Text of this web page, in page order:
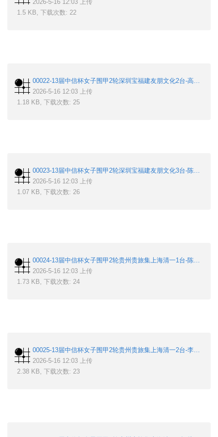
2026-5-16 12:03 上传
1.5 KB, 下载次数: 22
00022-13届中信杯女子围甲2轮深圳宝福建友朋文化2台-高星-丁柯文.sgf
2026-5-16 12:03 上传
1.18 KB, 下载次数: 25
00023-13届中信杯女子围甲2轮深圳宝福建友朋文化3台-陈一鸣-冯韵嘉.sgf
2026-5-16 12:03 上传
1.07 KB, 下载次数: 26
00024-13届中信杯女子围甲2轮贵州贵旅集上海清一1台-陈蔓淇-张子涵.sgf
2026-5-16 12:03 上传
1.73 KB, 下载次数: 24
00025-13届中信杯女子围甲2轮贵州贵旅集上海清一2台-李小4-杨子萱.sgf
2026-5-16 12:03 上传
2.38 KB, 下载次数: 23